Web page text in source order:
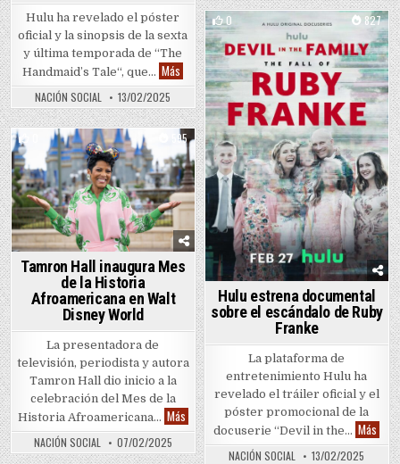
Hulu ha revelado el póster
oficial y la sinopsis de la sexta
y última temporada de “The
Handmaid’s Tale“, que… Más Cierre de “The Handmaid’s Tale” tiene fecha
NACIÓN SOCIAL 13/02/2025
0 827
Posted in
Hulu estrena documental
sobre el escándalo de Ruby
Franke
La plataforma de
entretenimiento Hulu ha
revelado el tráiler oficial y el
póster promocional de la
docuserie “Devil in the… Más
NACIÓN SOCIAL 13/02/2025
595
Posted in
Tamron Hall inaugura Mes
de la Historia
Afroamericana en Walt
Disney World
La presentadora de
televisión, periodista y autora
Tamron Hall dio inicio a la
celebración del Mes de la
Historia Afroamericana… MásTamron Hall inaugura Mes de la Historia
NACIÓN SOCIAL 07/02/2025